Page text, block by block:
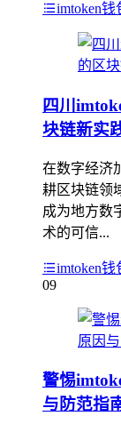
imtoken
四川
块链新实
在数字经济
耕区块链领
成为地方数
术的可信...
imtoken
09
警惕
与防范指